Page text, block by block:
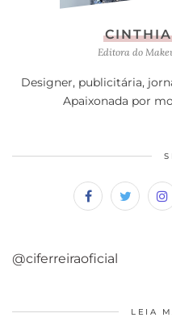
Editora do
Designer, publicitária,
Apaixonada por
@ciferreiraoficial
LEIA